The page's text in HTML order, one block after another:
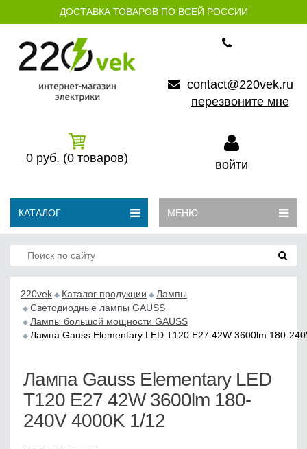
ДОСТАВКА ТОВАРОВ ПО ВСЕЙ РОССИИ
contact@220vek.ru
перезвоните мне
0 руб. (0 товаров) войти
КАТАЛОГ МЕНЮ
220vek Каталог продукции
Лампы
Светодиодные лампы GAUSS
Лампы большой мощности GAUSS
Лампа Gauss Elementary LED T120 E27 42W 3600lm 180-
Лампа Gauss Elementary LED
T120 E27 42W 3600lm 180-
240V 4000K 1/12